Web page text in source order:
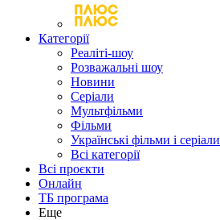
Категорії
Реаліті-шоу
Розважальні шоу
Новини
Серіали
Мультфільми
Фільми
Українські фільми і серіали
Всі категорії
Всі проєкти
Онлайн
ТБ програма
Еще